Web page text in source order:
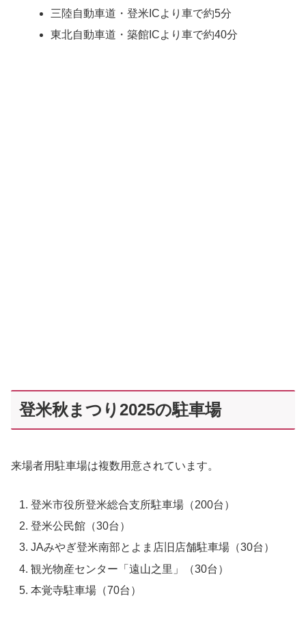
三陸自動車道・登米ICより車で約5分
東北自動車道・築館ICより車で約40分
登米秋まつり2025の駐車場
来場者用駐車場は複数用意されています。
登米市役所登米総合支所駐車場（200台）
登米公民館（30台）
JAみやぎ登米南部とよま店旧店舗駐車場（30台）
観光物産センター「遠山之里」（30台）
本覚寺駐車場（70台）